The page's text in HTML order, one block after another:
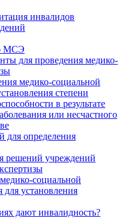
инвалидов
МСЭ
для проведения медико-
медико-социальной
степени
в результате
или несчастного
для определения
решений учреждений
социальной
для установления
дают инвалидность?